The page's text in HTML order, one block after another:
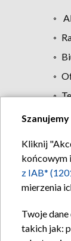
Kliknij
końcowym
z IAB*
mierzenia
Twoje
takich jak: